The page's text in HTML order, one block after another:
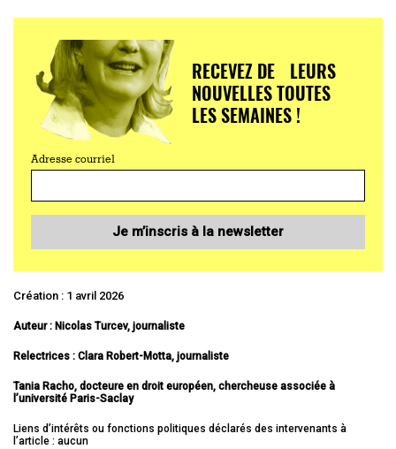
RECEVEZ DE LEURS
NOUVELLES TOUTES
LES SEMAINES !
Adresse courriel
Je m’inscris à la newsletter
Création : 1 avril 2026
Auteur : Nicolas Turcev, journaliste
Relectrices : Clara Robert-Motta, journaliste
Tania Racho, docteure en droit européen, chercheuse associée à
l’université Paris-Saclay
Liens d’intérêts ou fonctions politiques déclarés des intervenants à
l’article : aucun